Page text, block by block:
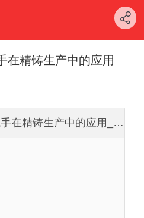
在精铸生产中的应用
三(四)臂制壳机械手在精铸生产中的应用_卞学顺.pdf